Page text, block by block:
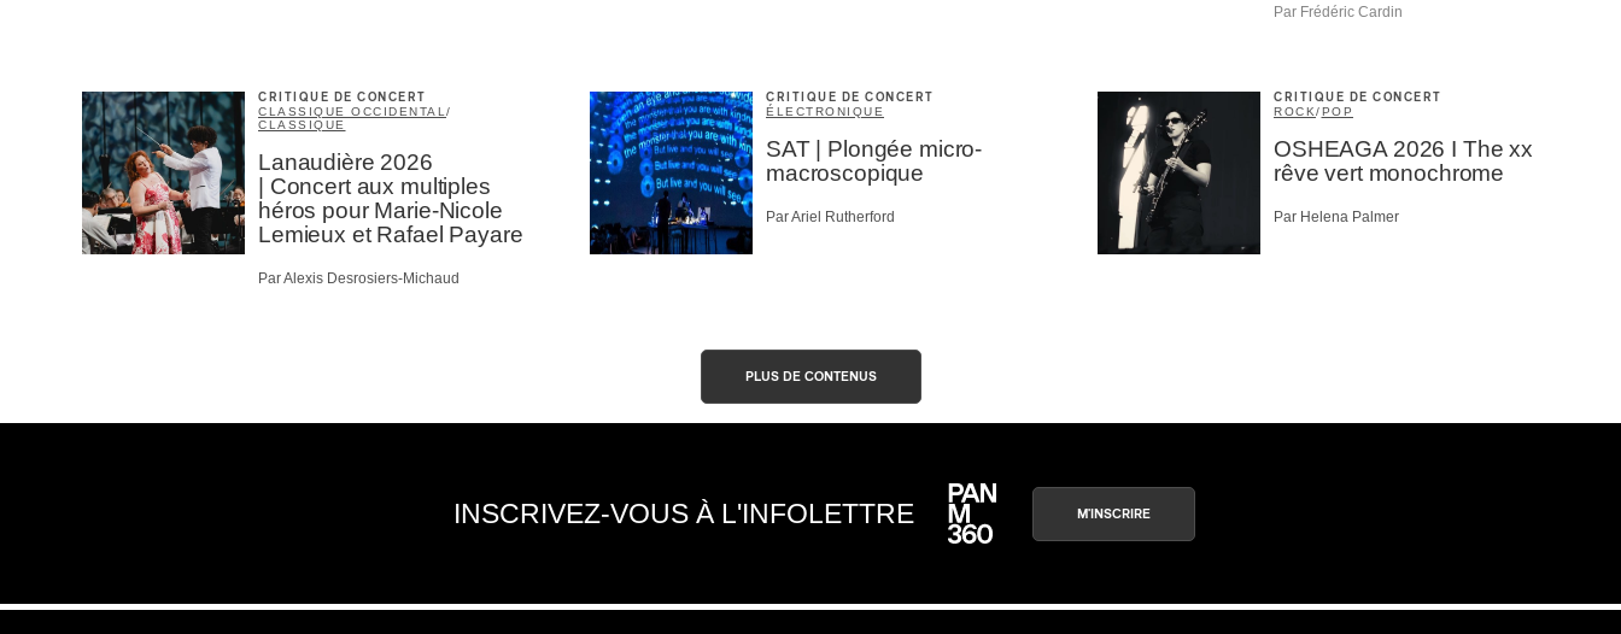
Par Frédéric Cardin
CRITIQUE DE CONCERT
CLASSIQUE OCCIDENTAL /
CLASSIQUE
Lanaudière 2026
| Concert aux multiples
héros pour Marie-Nicole
Lemieux et Rafael Payare
Par Alexis Desrosiers-Michaud
CRITIQUE DE CONCERT
ÉLECTRONIQUE
SAT | Plongée micro-
macroscopique
Par Ariel Rutherford
CRITIQUE DE CONCERT
ROCK/POP
OSHEAGA 2026 I The xx
rêve vert monochrome
Par Helena Palmer
PLUS DE CONTENUS
INSCRIVEZ-VOUS À L'INFOLETTRE M'INSCRIRE